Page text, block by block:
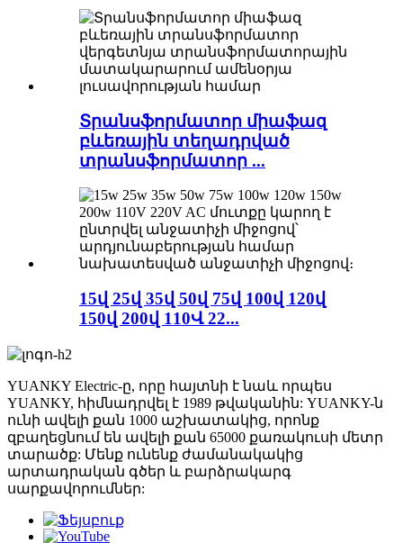
Տրանսֆորմատոր միաֆազ
բևեռային տեղադրված
տրանսֆորմատոր ...
15վ 25վ 35վ 50վ 75վ 100վ 120վ
150վ 200վ 110Վ 22...
YUANKY Electric-ը, որը հայտնի է նաև որպես
YUANKY, հիմնադրվել է 1989 թվականին: YUANKY-ն
ունի ավելի քան 1000 աշխատակից, որոնք
զբաղեցնում են ավելի քան 65000 քառակուսի մետր
տարածք: Մենք ունենք ժամանակակից
արտադրական գծեր և բարձրակարգ
սարքավորումներ: